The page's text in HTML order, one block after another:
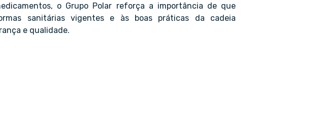
o Grupo Polar reforça a importância de que
sanitárias vigentes e às boas práticas da cadeia
e qualidade.